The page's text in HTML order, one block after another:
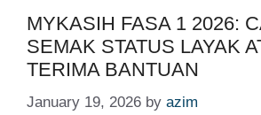
MYKASIH FASA 1 2026:
SEMAK STATUS LAYAK
TERIMA BANTUAN
January 19, 2026 by azim